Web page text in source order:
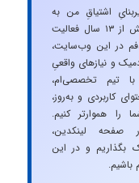
اشتیاقِ من به
دنیایِ HSE است. با بیش از ۱۳ سال فعالیت
در این وب‌سایت،
و نیازهای واقعیِ
تیم تخصصی‌ام،
کاربردی و به‌روز،
را هموارتر کنیم.
لینکدین،
بگذاریم و در این